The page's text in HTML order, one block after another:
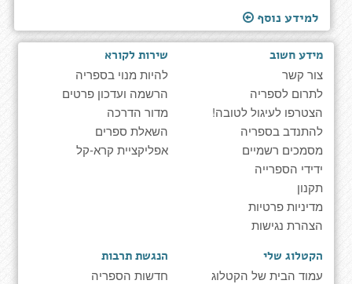
למידע נוסף
מידע חשוב
צור קשר
לתרום לספריה
הצטרפו לעיגול לטובה!
להתנדב בספריה
מסמכים רשמיים
ידידי הספרייה
תקנון
מדיניות פרטיות
הצהרת נגישות
שירות לקורא
להיות מנוי בספריה
הרשמה ועדכון פרטים
מדור הדרכה
השאלת ספרים
אפליקציית קרא-קל
הקטלוג שלי
עמוד הבית של הקטלוג
הנגשת תרבות
חדשות הספריה